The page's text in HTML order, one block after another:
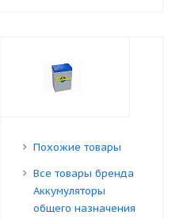
Похожие товары
Все товары бренда
Аккумуляторы
общего назначения